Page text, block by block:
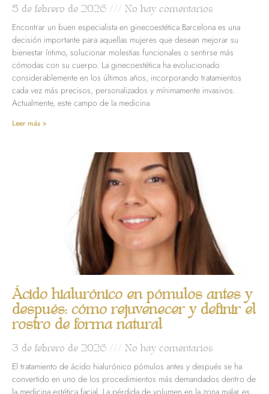
5 de febrero de 2026 No hay comentarios
Encontrar un buen especialista en ginecoestética Barcelona es una
decisión importante para aquellas mujeres que desean mejorar su
bienestar íntimo, solucionar molestias funcionales o sentirse más
cómodas con su cuerpo. La ginecoestética ha evolucionado
considerablemente en los últimos años, incorporando tratamientos
cada vez más precisos, personalizados y mínimamente invasivos.
Actualmente, este campo de la medicina
Leer más »
Ácido hialurónico en pómulos antes y
después: cómo rejuvenecer y definir el
rostro de forma natural
3 de febrero de 2026 No hay comentarios
El tratamiento de ácido hialurónico pómulos antes y después se ha
convertido en uno de los procedimientos más demandados dentro de
la medicina estética facial. La pérdida de volumen en la zona malar es